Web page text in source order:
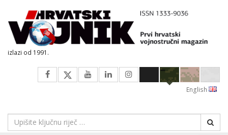
izlazi od 1991.
English